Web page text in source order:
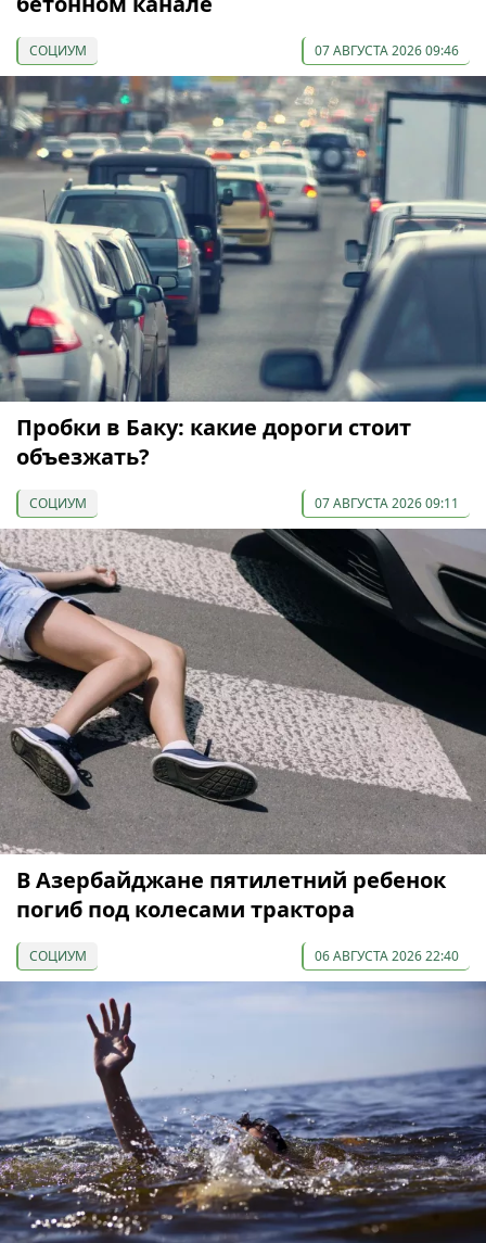
СОЦИУМ 07 АВГУСТА 2026 09:46
Пробки в Баку: какие дороги стоит
объезжать?
СОЦИУМ 07 АВГУСТА 2026 09:11
В Азербайджане пятилетний ребенок
погиб под колесами трактора
СОЦИУМ 06 АВГУСТА 2026 22:40